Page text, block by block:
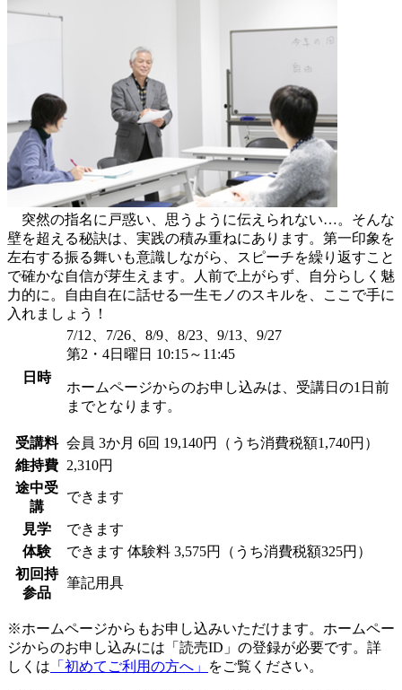
突然の指名に戸惑い、思うように伝えられない…。そんな
壁を超える秘訣は、実践の積み重ねにあります。第一印象を
左右する振る舞いも意識しながら、スピーチを繰り返すこと
で確かな自信が芽生えます。人前で上がらず、自分らしく魅
力的に。自由自在に話せる一生モノのスキルを、ここで手に
入れましょう！
日時
7/12、7/26、8/9、8/23、9/13、9/27
第2・4日曜日 10:15～11:45
ホームページからのお申し込みは、受講日の1日前
までとなります。
受講料 会員 3か月 6回 19,140円（うち消費税額1,740円）
維持費
2,310円
途中受
講
できます
見学
できます
体験
できます 体験料 3,575円（うち消費税額325円）
初回持
参品
筆記用具
※ホームページからもお申し込みいただけます。ホームペー
ジからのお申し込みには「読売ID」の登録が必要です。詳
しくは 「初めてご利用の方へ」 をご覧ください。